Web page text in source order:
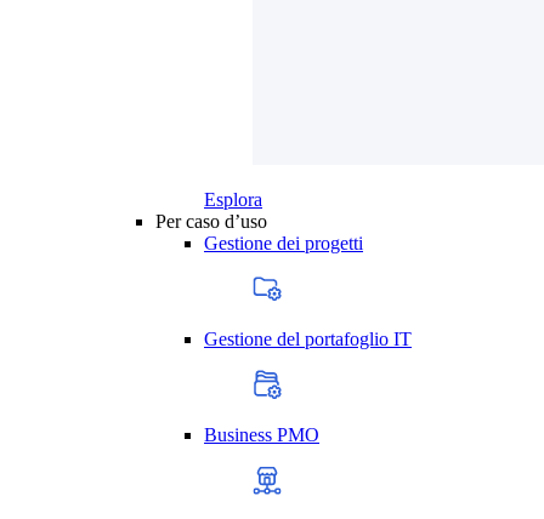
Esplora
Per caso d’uso
Gestione dei progetti
Gestione del portafoglio IT
Business PMO